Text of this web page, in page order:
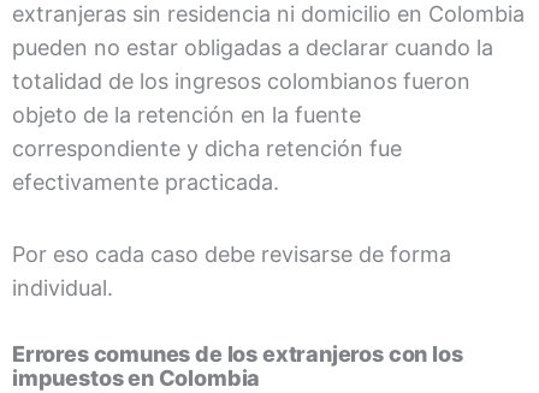
extranjeras sin residencia ni domicilio en Colombia
pueden no estar obligadas a declarar cuando la
totalidad de los ingresos colombianos fueron
objeto de la retención en la fuente
correspondiente y dicha retención fue
efectivamente practicada.
Por eso cada caso debe revisarse de forma
individual.
Errores comunes de los extranjeros con los
impuestos en Colombia